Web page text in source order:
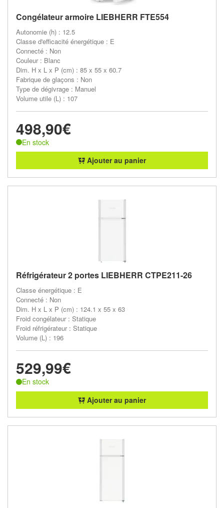
Congélateur armoire LIEBHERR FTE554
Autonomie (h) : 12.5
Classe d'efficacité énergétique : E
Connecté : Non
Couleur : Blanc
Dim. H x L x P (cm) : 85 x 55 x 60.7
Fabrique de glaçons : Non
Type de dégivrage : Manuel
Volume utile (L) : 107
498,90€
En stock
Ajouter au panier
Réfrigérateur 2 portes LIEBHERR CTPE211-26
Classe énergétique : E
Connecté : Non
Dim. H x L x P (cm) : 124.1 x 55 x 63
Froid congélateur : Statique
Froid réfrigérateur : Statique
Volume (L) : 196
529,99€
En stock
Ajouter au panier